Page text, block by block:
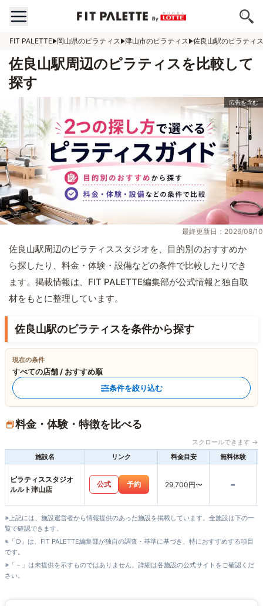
FIT PALETTE 岡山県のピラティス 津山市のピラティス 佐良山駅のピラティス
佐良山駅周辺のピラティスを比較して
探す
最終更新日：2026/08/10
佐良山駅周辺のピラティススタジオを、目的別のおすすめか
ら探したり、料金・体験・設備などの条件で比較したりでき
ます。掲載情報は、FIT PALETTE編集部が公式情報と独自取
材をもとに整理しています。
佐良山駅のピラティスを条件から探す
現在の条件
すべての店舗 / おすすめ順
条件を絞り込む
料金・体験・特徴を比べる
スクロールできます →
施設名
リンク 料金目安 無料体験
ピラティススタジオ
ルルト津山店
公式 予約 29,700円〜 -
※上記には、施設運営者から情報提供のあった施設を掲載しています。全施設は下の一
覧で確認できます。
※「○」は、FIT PALETTE編集部が独自の調査・基準に基づき、特におすすめする項目
です。
※「－」は未提供を示すものではありません。詳細は各施設の公式サイトをご確認くだ
さい。